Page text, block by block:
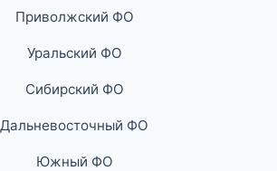
Приволжский ФО
Уральский ФО
Сибирский ФО
Дальневосточный ФО
Южный ФО